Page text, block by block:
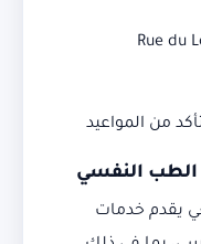
Rue du
من المواعيد
يقدم خدمات